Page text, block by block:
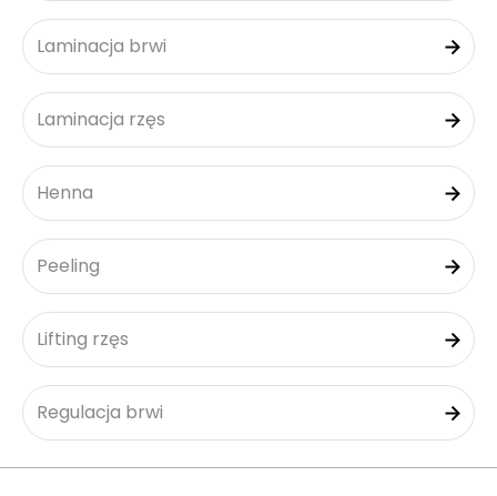
Laminacja brwi
Laminacja rzęs
Henna
Peeling
Lifting rzęs
Regulacja brwi